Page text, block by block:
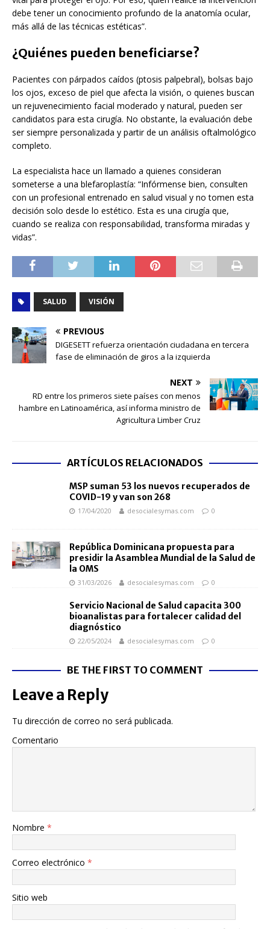
debe tener un conocimiento profundo de la anatomía ocular,
más allá de las técnicas estéticas”.
¿Quiénes pueden beneficiarse?
Pacientes con párpados caídos (ptosis palpebral), bolsas bajo
los ojos, exceso de piel que afecta la visión, o quienes buscan
un rejuvenecimiento facial moderado y natural, pueden ser
candidatos para esta cirugía. No obstante, la evaluación debe
ser siempre personalizada y partir de un análisis oftalmológico
completo.
La especialista hace un llamado a quienes consideran
someterse a una blefaroplastía: “Infórmense bien, consulten
con un profesional entrenado en salud visual y no tomen esta
decisión solo desde lo estético. Esta es una cirugía que,
cuando se realiza con responsabilidad, transforma miradas y
vidas”.
SALUD VISIÓN
PREVIOUS
DIGESETT refuerza orientación ciudadana en tercera
fase de eliminación de giros a la izquierda
NEXT
RD entre los primeros siete países con menos
hambre en Latinoamérica, así informa ministro de
Agricultura Limber Cruz
ARTÍCULOS RELACIONADOS
MSP suman 53 los nuevos recuperados de
COVID-19 y van son 268
17/04/2020 desocialesymas.com 0
República Dominicana propuesta para
presidir la Asamblea Mundial de la Salud de
la OMS
31/03/2026 desocialesymas.com 0
Servicio Nacional de Salud capacita 300
bioanalistas para fortalecer calidad del
diagnóstico
22/05/2024 desocialesymas.com 0
BE THE FIRST TO COMMENT
Leave a Reply
Tu dirección de correo no será publicada.
Comentario
Nombre *
Correo electrónico *
Sitio web